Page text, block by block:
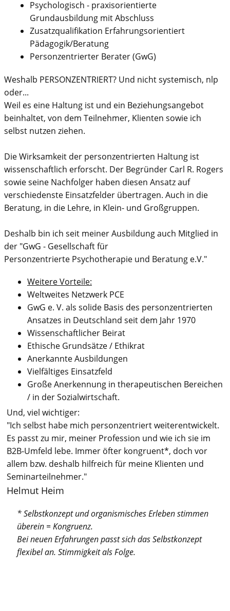
Psychologisch - praxisorientierte
Grundausbildung mit Abschluss
Zusatzqualifikation Erfahrungsorientiert
Pädagogik/Beratung
Personzentrierter Berater (GwG)
Weshalb PERSONZENTRIERT? Und nicht systemisch, nlp
oder...
Weil es eine Haltung ist und ein Beziehungsangebot
beinhaltet, von dem Teilnehmer, Klienten sowie ich
selbst nutzen ziehen.
Die Wirksamkeit der personzentrierten Haltung ist
wissenschaftlich erforscht. Der Begründer Carl R. Rogers
sowie seine Nachfolger haben diesen Ansatz auf
verschiedenste Einsatzfelder übertragen. Auch in die
Beratung, in die Lehre, in Klein- und Großgruppen.
Deshalb bin ich seit meiner Ausbildung auch Mitglied in
der "GwG - Gesellschaft für
Personzentrierte Psychotherapie und Beratung e.V."
Weitere Vorteile:
Weltweites Netzwerk PCE
GwG e. V. als solide Basis des personzentrierten
Ansatzes in Deutschland seit dem Jahr 1970
Wissenschaftlicher Beirat
Ethische Grundsätze / Ethikrat
Anerkannte Ausbildungen
Vielfältiges Einsatzfeld
Große Anerkennung in therapeutischen Bereichen
/ in der Sozialwirtschaft.
Und, viel wichtiger:
"Ich selbst habe mich personzentriert weiterentwickelt.
Es passt zu mir, meiner Profession und wie ich sie im
B2B-Umfeld lebe. Immer öfter kongruent*, doch vor
allem bzw. deshalb hilfreich für meine Klienten und
Seminarteilnehmer."
Helmut Heim
* Selbstkonzept und organismisches Erleben stimmen
überein = Kongruenz.
Bei neuen Erfahrungen passt sich das Selbstkonzept
flexibel an. Stimmigkeit als Folge.